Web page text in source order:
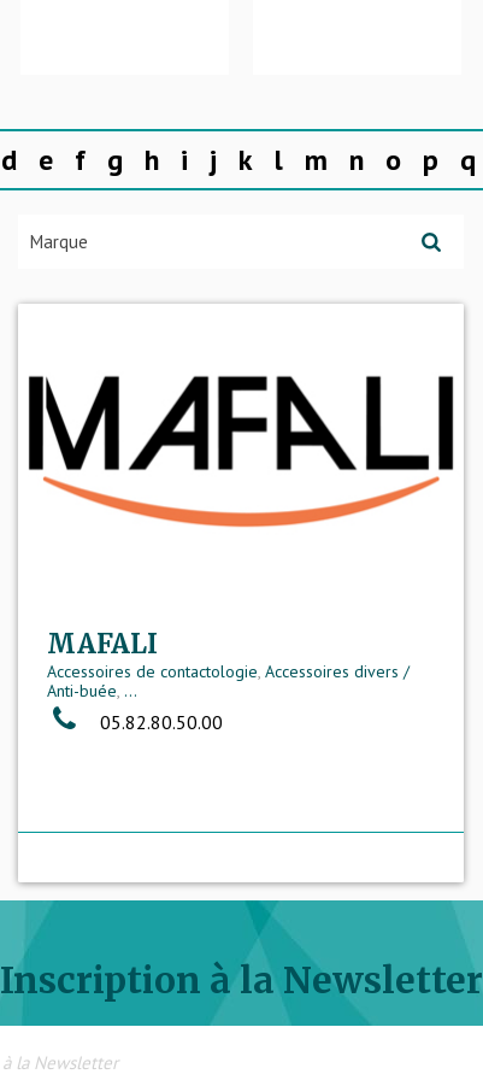
d e f g h i j k l m n o p q
MAFALI
Accessoires de contactologie Accessoires divers /
Anti-buée ...
05.82.80.50.00
Inscription à la Newsletter